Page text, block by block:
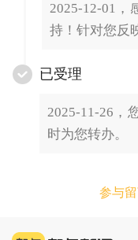
2025-12-01，
持！针对您反
已受理
2025-11-26，
时为您转办。
参与